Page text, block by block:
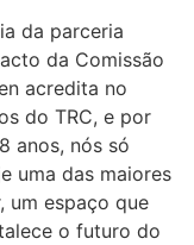
da parceria
da Comissão
acredita no
do TRC, e por
anos, nós só
uma das maiores
um espaço que
o futuro do